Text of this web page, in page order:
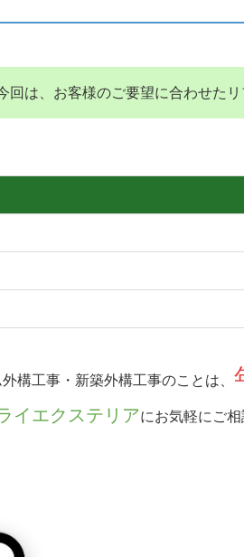
回は、お客様のご要望に合わせた
構工事・新築外構工事のことは、
イエクステリアにお気軽にご